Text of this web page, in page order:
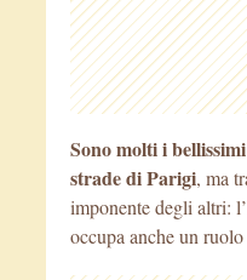
Sono molti i
strade di Parigi, ma
imponente degli altri:
occupa anche un